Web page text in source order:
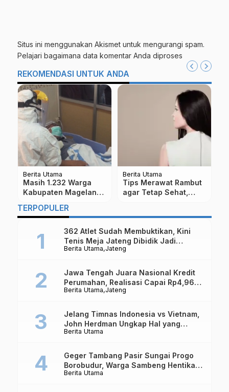
Situs ini menggunakan Akismet untuk mengurangi spam.
Pelajari bagaimana data komentar Anda diproses
REKOMENDASI UNTUK ANDA
Berita Utama
Masih 1.232 Warga
Kabupaten Magelang
Terkonfirmasi Positif
Berita Utama
Tips Merawat Rambut
agar Tetap Sehat,
TERPOPULER
Berita Utama Jateng
362 Atlet Sudah Membuktikan, Kini
Tenis Meja Jateng Dibidik Jadi
Kekuatan Nasional
Berita Utama Jateng
Jawa Tengah Juara Nasional Kredit
Perumahan, Realisasi Capai Rp4,96
Triliun
Berita Utama
Jelang Timnas Indonesia vs Vietnam,
John Herdman Ungkap Hal yang
Dipertaruhkan
Berita Utama
Geger Tambang Pasir Sungai Progo
Borobudur, Warga Sambeng Hentikan
Alat Berat dan Usir Truk